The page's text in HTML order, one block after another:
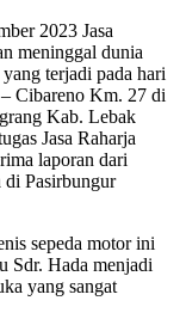
2023 Jasa
meninggal dunia
terjadi pada hari
Cibareno Km. 27 di
Kab. Lebak
Jasa Raharja
laporan dari
di Pasirbungur
sepeda motor ini
Sdr. Hada menjadi
yang sangat